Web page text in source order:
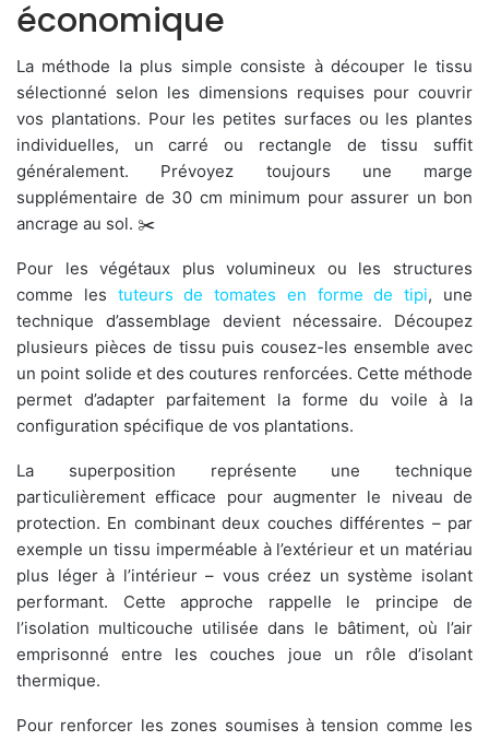
économique
La méthode la plus simple consiste à découper le tissu
sélectionné selon les dimensions requises pour couvrir
vos plantations. Pour les petites surfaces ou les plantes
individuelles, un carré ou rectangle de tissu suffit
généralement. Prévoyez toujours une marge
supplémentaire de 30 cm minimum pour assurer un bon
ancrage au sol. ✂️
Pour les végétaux plus volumineux ou les structures
comme les tuteurs de tomates en forme de tipi, une
technique d’assemblage devient nécessaire. Découpez
plusieurs pièces de tissu puis cousez-les ensemble avec
un point solide et des coutures renforcées. Cette méthode
permet d’adapter parfaitement la forme du voile à la
configuration spécifique de vos plantations.
La superposition représente une technique
particulièrement efficace pour augmenter le niveau de
protection. En combinant deux couches différentes – par
exemple un tissu imperméable à l’extérieur et un matériau
plus léger à l’intérieur – vous créez un système isolant
performant. Cette approche rappelle le principe de
l’isolation multicouche utilisée dans le bâtiment, où l’air
emprisonné entre les couches joue un rôle d’isolant
thermique.
Pour renforcer les zones soumises à tension comme les